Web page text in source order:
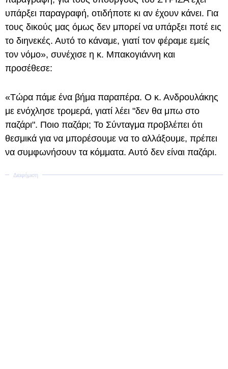
υπάρξει παραγραφή, οτιδήποτε κι αν έχουν κάνει. Για
τους δικούς μας όμως δεν μπορεί να υπάρξει ποτέ εις
το διηνεκές. Αυτό το κάναμε, γιατί τον φέραμε εμείς
τον νόμο», συνέχισε η κ. Μπακογιάννη και
προσέθεσε:
«Τώρα πάμε ένα βήμα παραπέρα. Ο κ. Ανδρουλάκης
με ενόχλησε τρομερά, γιατί λέει "δεν θα μπω στο
παζάρι". Ποιο παζάρι; Το Σύνταγμα προβλέπει ότι
θεσμικά για να μπορέσουμε να το αλλάξουμε, πρέπει
να συμφωνήσουν τα κόμματα. Αυτό δεν είναι παζάρι.